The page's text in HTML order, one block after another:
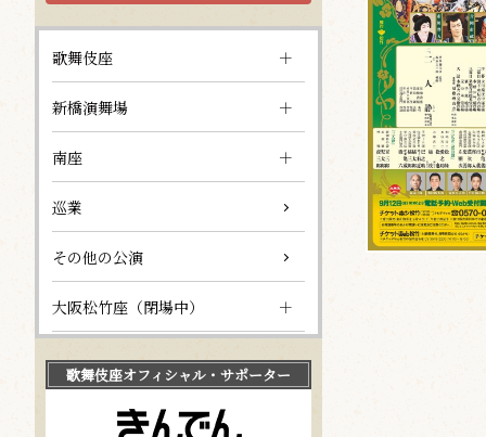
歌舞伎座
新橋演舞場
南座
巡業
その他の公演
大阪松竹座（閉場中）
歌舞伎座オフィシャル・サポーター